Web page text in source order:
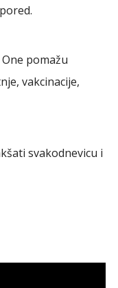
pomažu
vakcinacije,
svakodnevicu i